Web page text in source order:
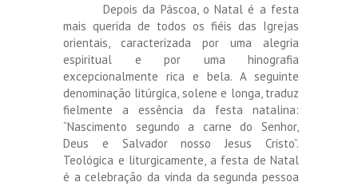
Depois da Páscoa, o Natal é a festa
mais querida de todos os fiéis das Igrejas
orientais, caracterizada por uma alegria
espiritual e por uma hinografia
excepcionalmente rica e bela. A seguinte
denominação litúrgica, solene e longa, traduz
fielmente a essência da festa natalina:
“Nascimento segundo a carne do Senhor,
Deus e Salvador nosso Jesus Cristo”.
Teológica e liturgicamente, a festa de Natal
é a celebração da vinda da segunda pessoa